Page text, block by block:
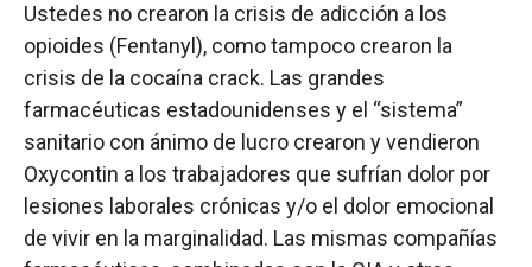
Ustedes no crearon la crisis de adicción a los
opioides (Fentanyl), como tampoco crearon la
crisis de la cocaína crack. Las grandes
farmacéuticas estadounidenses y el “sistema”
sanitario con ánimo de lucro crearon y vendieron
Oxycontin a los trabajadores que sufrían dolor por
lesiones laborales crónicas y/o el dolor emocional
de vivir en la marginalidad. Las mismas compañías